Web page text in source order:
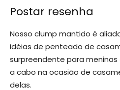
Postar resenha
Nosso clump mantido é
idéias de penteado de
surpreendente para
a cabo na ocasião de
delas.